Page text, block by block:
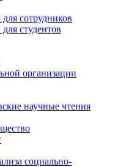
сотрудников
студентов
организации
научные чтения
социально-